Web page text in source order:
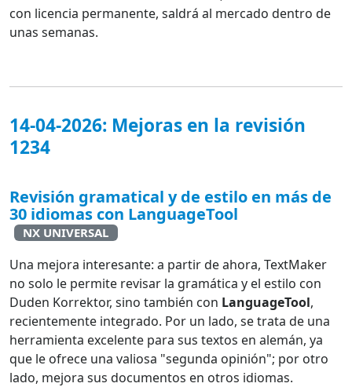
con licencia permanente, saldrá al mercado dentro de
unas semanas.
14-04-2026: Mejoras en la revisión
1234
Revisión gramatical y de estilo en más de
30 idiomas con LanguageTool
NX UNIVERSAL
Una mejora interesante: a partir de ahora, TextMaker
no solo le permite revisar la gramática y el estilo con
Duden Korrektor, sino también con LanguageTool,
recientemente integrado. Por un lado, se trata de una
herramienta excelente para sus textos en alemán, ya
que le ofrece una valiosa "segunda opinión"; por otro
lado, mejora sus documentos en otros idiomas.